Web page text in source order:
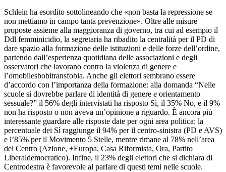
Schlein ha esordito sottolineando che «non basta la repressione se
non mettiamo in campo tanta prevenzione». Oltre alle misure
proposte assieme alla maggioranza di governo, tra cui ad esempio il
Ddl femminicidio, la segretaria ha ribadito la centralità per il PD di
dare spazio alla formazione delle istituzioni e delle forze dell’ordine,
partendo dall’esperienza quotidiana delle associazioni e degli
osservatori che lavorano contro la violenza di genere e
l’omobilesbobitransfobia. Anche gli elettori sembrano essere
d’accordo con l’importanza della formazione: alla domanda “Nelle
scuole si dovrebbe parlare di identità di genere e orientamento
sessuale?” il 56% degli intervistati ha risposto Sì, il 35% No, e il 9%
non ha risposto o non aveva un’opinione a riguardo. È ancora più
interessante guardare alle risposte date per ogni area politica: la
percentuale dei Sì raggiunge il 94% per il centro-sinistra (PD e AVS)
e l’85% per il Movimento 5 Stelle, mentre rimane al 78% nell’area
del Centro (Azione, +Europa, Casa Riformista, Ora, Partito
Liberaldemocratico). Infine, il 23% degli elettori che si dichiara di
Centrodestra è favorevole al parlare di questi temi nelle scuole.